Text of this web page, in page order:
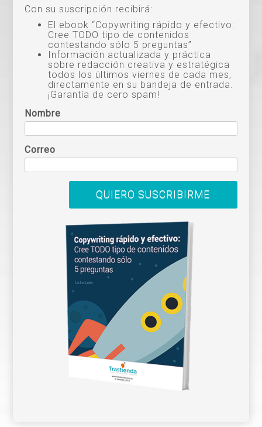
Con su suscripción recibirá:
El ebook “Copywriting rápido y efectivo:
Cree TODO tipo de contenidos
contestando sólo 5 preguntas”
Información actualizada y práctica
sobre redacción creativa y estratégica
todos los últimos viernes de cada mes,
directamente en su bandeja de entrada.
¡Garantía de cero spam!
Nombre
Correo